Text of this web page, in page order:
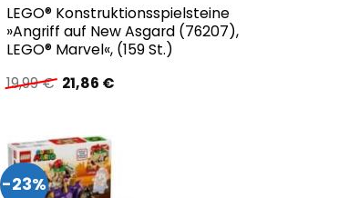
LEGO® Konstruktionsspielsteine
»Angriff auf New Asgard (76207),
LEGO® Marvel«, (159 St.)
19,99€ Ursprünglicher
Preis
21,86 €Aktueller
-23%